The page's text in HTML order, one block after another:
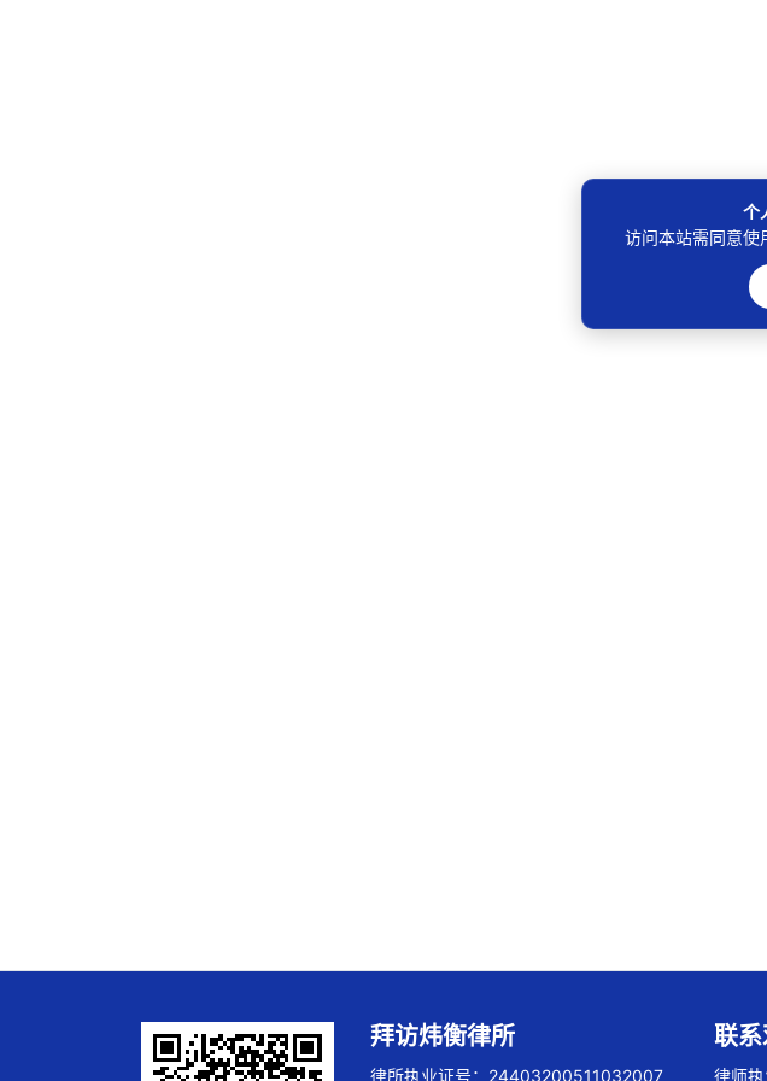
拜访炜衡律所
律所执业证号：24403200511032007
联
律师
个
访问本站需同意使